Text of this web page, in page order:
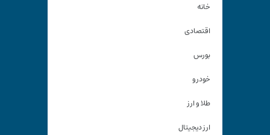
خانه
اقتصادی
بورس
خودرو
طلا و ارز
ارز دیجیتال